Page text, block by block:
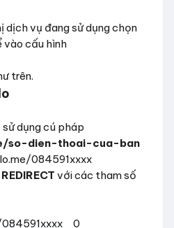
dịch vụ đang sử dụng chọn
vào cấu hình
trên.
dụng cú pháp
so-dien-thoai-cua-ban
084591xxxx
REDIRECT với các tham số
0